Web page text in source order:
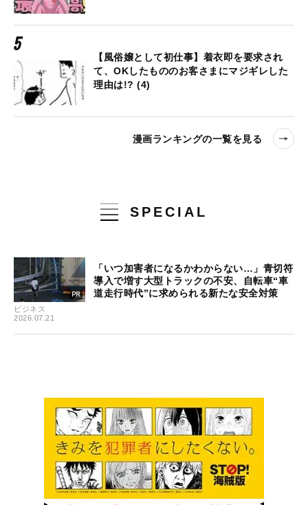
【風俗嬢として初仕事】着衣即を要求され
て、OKしたもののお客さまにマジギレした
理由は!? (4)
漫画ランキングの一覧を見る
SPECIAL
ビジネス
2026.07.21
「いつ加害者になるかわからない…」青切符
導入で増す大型トラックの不安、自転車“車
道走行時代”に求められる新たな安全対策